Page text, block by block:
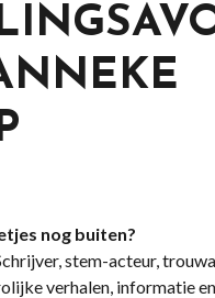
nog buiten?
stem-acteur,
verhalen, informatie